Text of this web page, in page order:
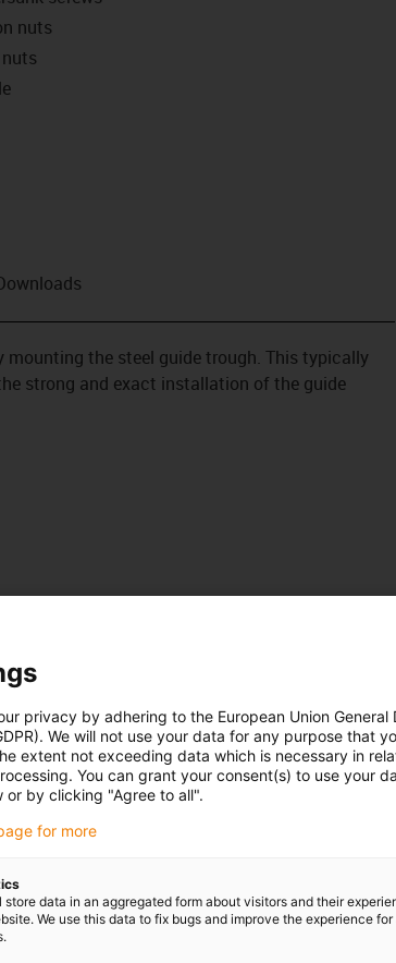
nuts
the steel guide trough. This typically
strong and exact installation of the guide
privacy by adhering to the European Union General
We will not use your data for any purpose that
extent not exceeding data which is necessary in
You can grant your consent(s) to use your
or by clicking "Agree to all".
for more
store data in an aggregated form about visitors and their
We use this data to fix bugs and improve the experience for